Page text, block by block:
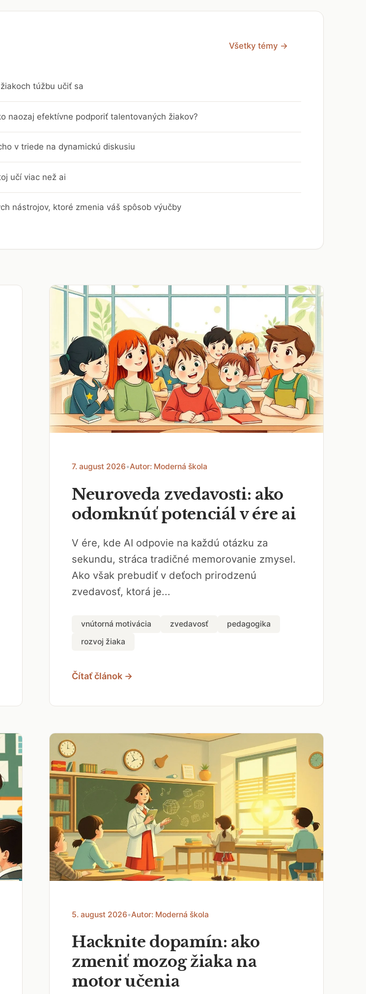
Všetky témy →
túžbu učiť sa
naozaj efektívne podporiť talentovaných žiakov?
v triede na dynamickú diskusiu
učí viac než ai
nástrojov, ktoré zmenia váš spôsob výučby
7. august 2026•Autor: Moderná škola
Neuroveda zvedavosti: ako
odomknúť potenciál v ére ai
V ére, kde AI odpovie na každú otázku za
sekundu, stráca tradičné memorovanie zmysel.
Ako však prebudiť v deťoch prirodzenú
zvedavosť, ktorá je...
vnútorná motivácia zvedavosť
pedagogika
rozvoj žiaka
Čítať článok →
5. august 2026•Autor: Moderná škola
Hacknite dopamín: ako
zmeniť mozog žiaka na
motor učenia